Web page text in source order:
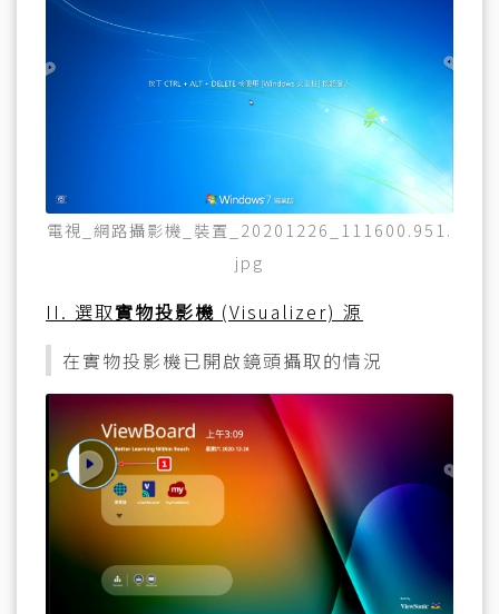
電視_網路攝影機_裝置_20201226_111600.951.
jpg
II. 選取實物投影機 (Visualizer) 源
在實物投影機已開啟鏡頭攝取的情況